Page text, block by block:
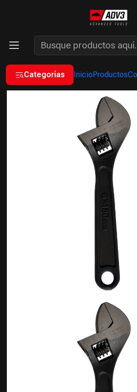
Categorías InicioProductos
ENVÍOS GRATIS A PARTIR DE
ATENCIÓN: LUN. A VIÉ. DE 7 A 16 HS.
Inicio MANUALES
LLAVES